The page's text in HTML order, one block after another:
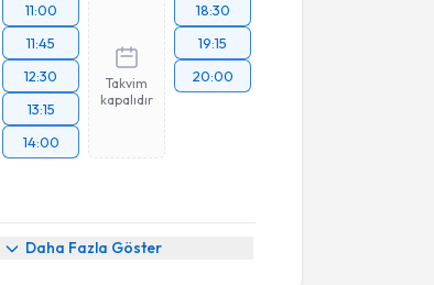
11:00
11:45
12:30
13:15
14:00
Takvim
kapalıdır
18:30
19:15
20:00
Daha Fazla Göster